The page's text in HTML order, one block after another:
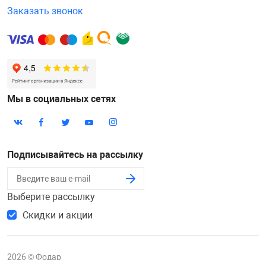
Заказать звонок
Мы в социальных сетях
Подписывайтесь на рассылку
Выберите рассылку
Скидки и акции
2026 © Фодар